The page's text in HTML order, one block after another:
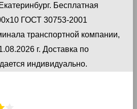
Бесплатная
ГОСТ 30753-2001
транспортной компании,
г. Доставка по
индивидуально.